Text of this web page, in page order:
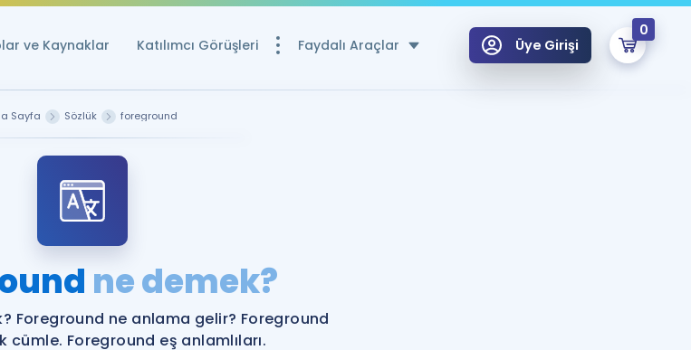
ve Kaynaklar Katılımcı Görüşleri Faydalı Araçlar
Ücretsiz Kaynaklar
YDS ve YÖKDİL Puan Hesaplama Aracı
YDS ve YÖKDİL'e Hazırlananlar için Öneriler
Üye Girişi
0
Remzi Hoca ile seni sınava hazırlayacak onlarca eğitim seni bekliyor!
Sayfa Sözlük foreground
ne demek?
Foreground ne anlama gelir? Foreground
cümle. Foreground eş anlamlıları.